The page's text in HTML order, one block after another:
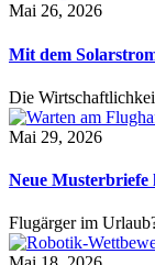
Mai 26, 2026
Mit dem
Die
Mai 29, 2026
Neue Musterbriefe
Flugärger im